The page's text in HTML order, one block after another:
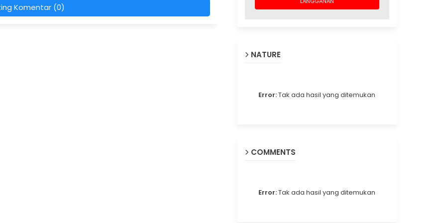
Komentar (0)
NATURE
Error:Tak ada hasil yang ditemukan
COMMENTS
Error:Tak ada hasil yang ditemukan